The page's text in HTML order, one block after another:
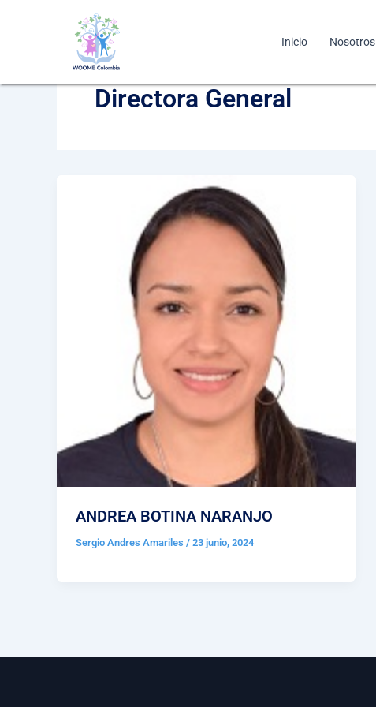
Inicio Nosotros
Directora General
ANDREA BOTINA NARANJO
Sergio Andres Amariles / 23 junio, 2024